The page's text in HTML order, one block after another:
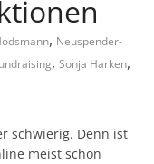
, Neu­spen­der­
,Sonja Harken,
schwierig. Denn ist
meist schon